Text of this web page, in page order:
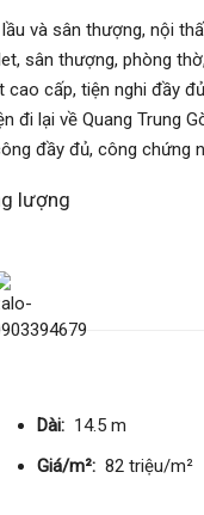
và sân thượng, nội
sân thượng, phòng
cao cấp, tiện nghi đầy
đi lại về Quang Trung
đầy đủ, công chứng
lượng
Dài: 14.5 m
Giá/m²: 82 triệu/m²